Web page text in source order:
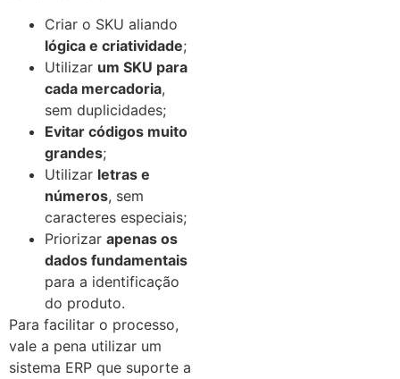
Criar o SKU aliando
lógica e criatividade;
Utilizar um SKU para
cada mercadoria,
sem duplicidades;
Evitar códigos muito
grandes;
Utilizar letras e
números, sem
caracteres especiais;
Priorizar apenas os
dados fundamentais
para a identificação
do produto.
Para facilitar o processo,
vale a pena utilizar um
sistema ERP que suporte a